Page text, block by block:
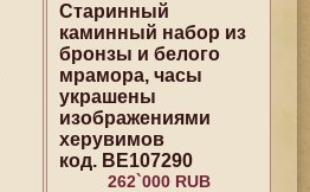
Старинный
каминный набор из
бронзы и белого
мрамора, часы
украшены
изображениями
херувимов
код. BE107290
262`000 RUB